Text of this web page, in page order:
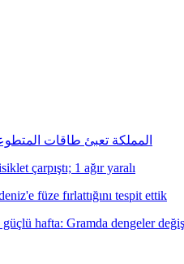
المملكة تعبئ طاقات
çarpıştı; 1 ağır yaralı
füze fırlattığını tespit ettik
güçlü hafta: Gramda dengeler